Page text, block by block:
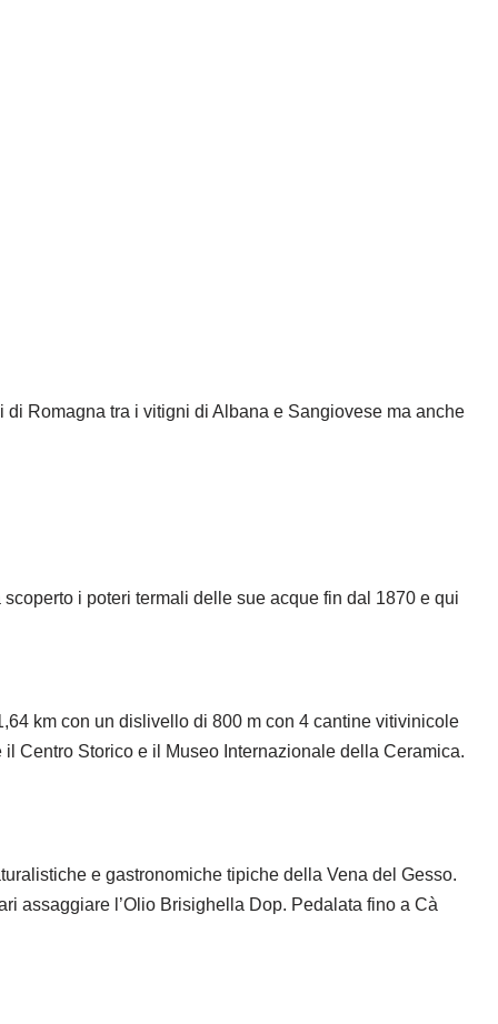
Romagna tra i vitigni di Albana e Sangiovese ma anche
i poteri termali delle sue acque fin dal 1870 e qui
km con un dislivello di 800 m con 4 cantine vitivinicole
Centro Storico e il Museo Internazionale della Ceramica.
e gastronomiche tipiche della Vena del Gesso.
assaggiare l’Olio Brisighella Dop. Pedalata fino a Cà